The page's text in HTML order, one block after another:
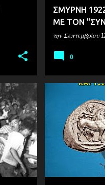
ΣΜΥΡΝΗ
ΜΕ ΤΟΝ
ΠΡΟΣΦΥΓΕΣ
την Σεπτεμβρίου
0